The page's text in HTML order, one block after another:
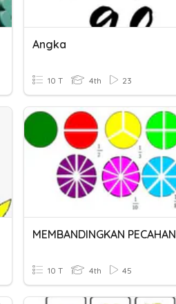
Angka
10 T 4th 23
MEMBANDINGKAN PECAHAN
10 T 4th 45